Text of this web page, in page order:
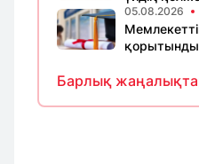
05.08.2026
Барлық